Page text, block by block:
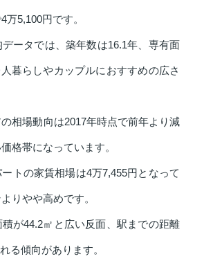
5,100円です。
ータでは、築年数は16.1年、専有面
暮らしやカップルにおすすめの広さ
相場動向は2017年時点で前年より減
格帯になっています。
トの家賃相場は4万7,455円となって
りやや高めです。
が44.2㎡と広い反面、駅までの距離
る傾向があります。